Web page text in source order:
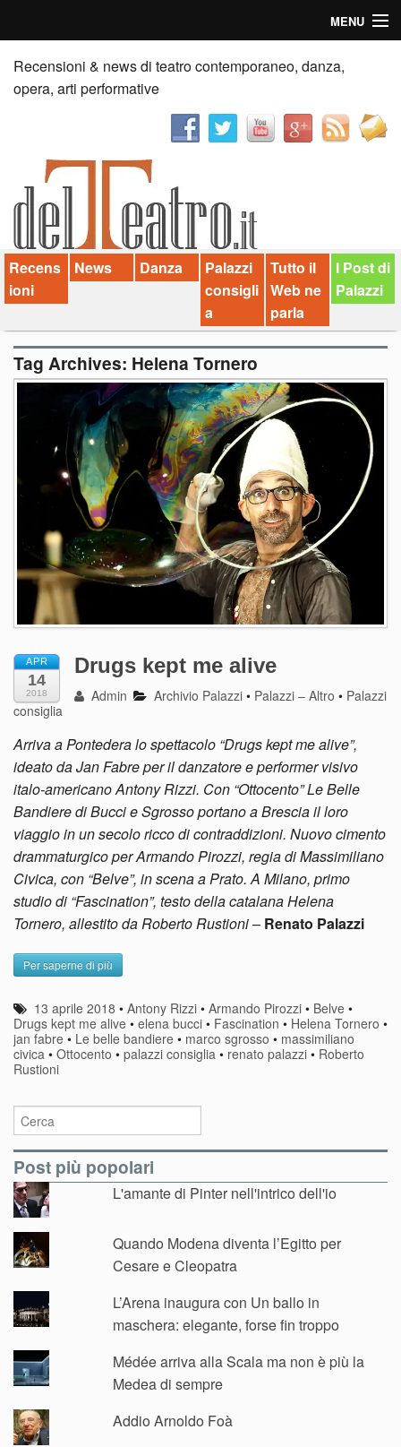
MENU
Home
Recensioni
News
Palazzi consiglia
Video
Chi siamo
Contatti
dT in English
Recensioni & news di teatro contemporaneo, danza,
opera, arti performative
Recens
ioni
News Danza
Palazzi
consigli
a
Tutto il
Web ne
parla
I Post di
Palazzi
Tag Archives: Helena Tornero
APR
14
2018
Drugs kept me alive
Admin Archivio Palazzi • Palazzi – Altro • Palazzi
consiglia
Arriva a Pontedera lo spettacolo “Drugs kept me alive”,
ideato da Jan Fabre per il danzatore e performer visivo
italo-americano Antony Rizzi. Con “Ottocento” Le Belle
Bandiere di Bucci e Sgrosso portano a Brescia il loro
viaggio in un secolo ricco di contraddizioni. Nuovo cimento
drammaturgico per Armando Pirozzi, regia di Massimiliano
Civica, con “Belve”, in scena a Prato. A Milano, primo
studio di “Fascination”, testo della catalana Helena
Tornero, allestito da Roberto Rustioni– Renato Palazzi
Per saperne di più
13 aprile 2018 •Antony Rizzi •Armando Pirozzi • Belve •
Drugs kept me alive • elena bucci • Fascination • Helena Tornero •
jan fabre • Le belle bandiere • marco sgrosso • massimiliano
civica • Ottocento • palazzi consiglia • renato palazzi • Roberto
Rustioni
Post più popolari
L'amante di Pinter nell'intrico dell'io
Quando Modena diventa l’Egitto per
Cesare e Cleopatra
L’Arena inaugura con Un ballo in
maschera: elegante, forse fin troppo
Médée arriva alla Scala ma non è più la
Medea di sempre
Addio Arnoldo Foà